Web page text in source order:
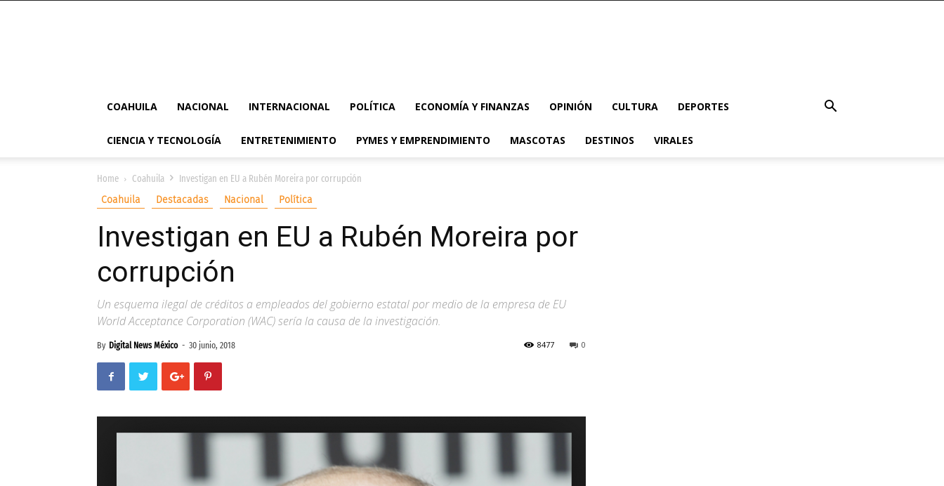
COAHUILA NACIONAL INTERNACIONAL POLÍTICA ECONOMÍA Y FINANZAS OPINIÓN CULTURA DEPORTES
CIENCIA Y TECNOLOGÍA ENTRETENIMIENTO PYMES Y EMPRENDIMIENTO MASCOTAS DESTINOS VIRALES
Home Coahuila
Investigan en EU a Rubén Moreira por corrupción
Coahuila
Destacadas Nacional Política
Investigan en EU a Rubén Moreira por
corrupción
Un esquema ilegal de créditos a empleados del gobierno estatal por medio de la empresa de EU
World Acceptance Corporation (WAC) sería la causa de la investigación.
By Digital News México - 30 junio, 2018 0
8477